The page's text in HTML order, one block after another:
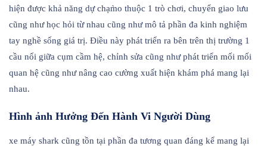
hiện được khả năng dự chạm̀o thuộc 1 trò chơi, chuyển giao lưu
cũng như học hỏi từ nhau cũng như mô tả phần đa kinh nghiệm
tay nghề sống giá trị. Điều này phát triển ra bên trên thị trường 1
cầu nối giữa cụm cầm hệ, chỉnh sửa cũng như phát triển mối mối
quan hệ cũng như nâng cao cường xuất hiện khám phá mang lại
nhau.
Hình ảnh Hưởng Đến Hành Vi Người Dùng
xe máy shark cũng tồn tại phần đa tương quan đáng kể mang lại